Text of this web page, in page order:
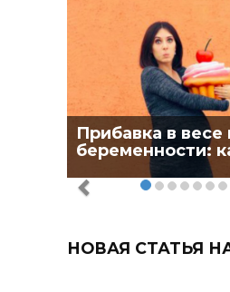
Прибавка в весе
беременности:
НОВАЯ СТАТЬЯ